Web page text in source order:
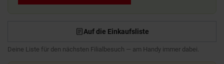
Auf die Einkaufsliste
Deine Liste für den nächsten Filialbesuch — am Handy immer dabei.